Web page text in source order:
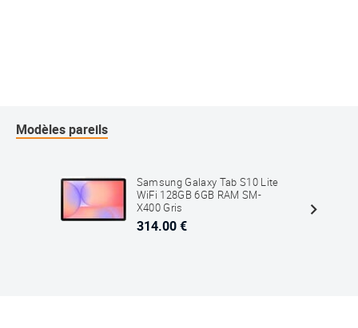
Modèles pareils
Samsung Galaxy Tab S10 Lite
WiFi 128GB 6GB RAM SM-
X400 Gris
314.00 €